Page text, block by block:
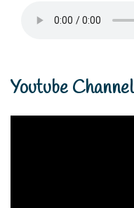
Youtube Channel